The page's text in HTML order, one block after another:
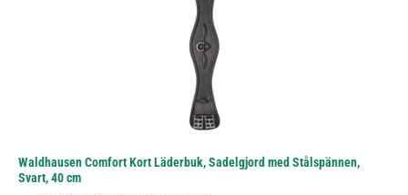
Waldhausen Comfort Kort Läderbuk, Sadelgjord med Stålspännen,
Svart, 40 cm